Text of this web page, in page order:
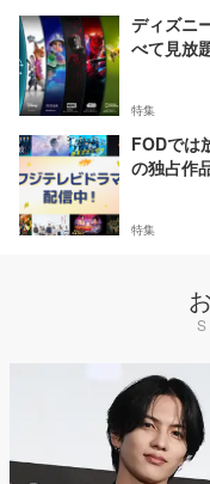
ディズニ
べて見放
特集
FODでは
の独占作
特集